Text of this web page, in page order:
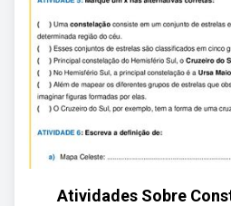
Atividades Sobre